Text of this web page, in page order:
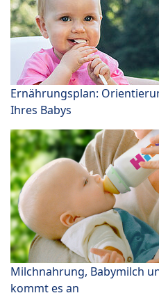
Ernährungsplan:
Ihres Babys
Milchnahrung, Babymilch
kommt es an